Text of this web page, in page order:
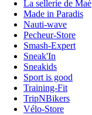
La sellerie de Maé
Made in Paradis
Nauti-wave
Pecheur-Store
Smash-Expert
Sneak'In
Sneakids
Sport is good
Training-Fit
TripNBikers
Vélo-Store